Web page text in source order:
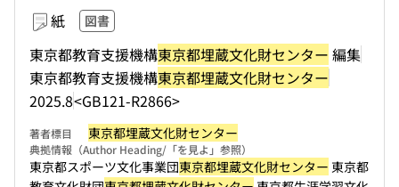
紙 図書
東京都教育支援機構東京都埋蔵文化財センター 編集
東京都教育支援機構東京都埋蔵文化財センター
2025.8<GB121-R2866>
著者標目 東京都埋蔵文化財センター
典拠情報（Author Heading/「を見よ」参照）
東京都スポーツ文化事業団東京都埋蔵文化財センター 東京都